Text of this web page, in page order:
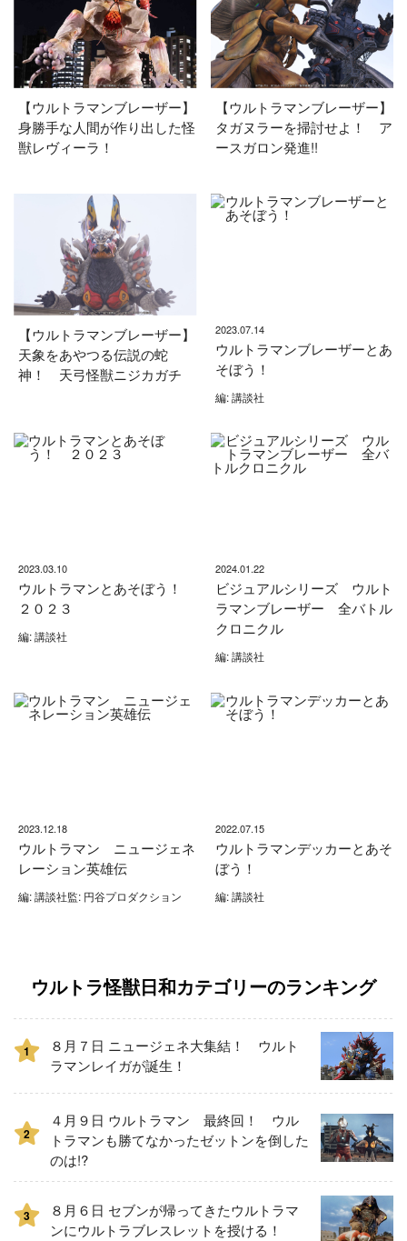
【ウルトラマンブレーザー】
身勝手な人間が作り出した怪
獣レヴィーラ！
【ウルトラマンブレーザー】
タガヌラーを掃討せよ！ ア
ースガロン発進!!
【ウルトラマンブレーザー】
天象をあやつる伝説の蛇
神！ 天弓怪獣ニジカガチ
2023.07.14
ウルトラマンブレーザーとあ
そぼう！
編: 講談社
2023.03.10
ウルトラマンとあそぼう！
２０２３
編: 講談社
2024.01.22
ビジュアルシリーズ ウルト
ラマンブレーザー 全バトル
クロニクル
編: 講談社
2023.12.18
ウルトラマン ニュージェネ
レーション英雄伝
編: 講談社監: 円谷プロダクション
2022.07.15
ウルトラマンデッカーとあそ
ぼう！
編: 講談社
ウルトラ怪獣日和カテゴリーのランキング
1
８月７日 ニュージェネ大集結！ ウルト
ラマンレイガが誕生！
2
４月９日 ウルトラマン 最終回！ ウル
トラマンも勝てなかったゼットンを倒した
のは!?
3
８月６日 セブンが帰ってきたウルトラマ
ンにウルトラブレスレットを授ける！